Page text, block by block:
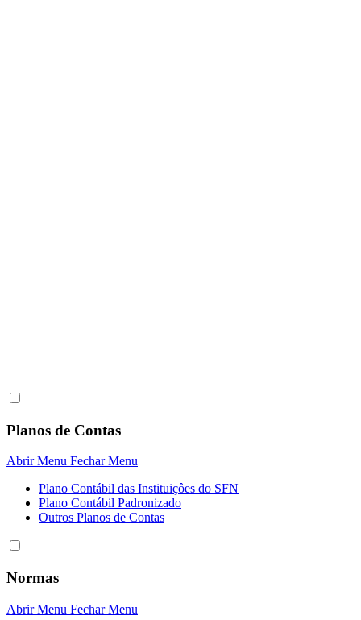
Planos de Contas
Abrir Menu Fechar Menu
Plano Contábil das Instituiçôes do SFN
Plano Contábil Padronizado
Outros Planos de Contas
Normas
Abrir Menu Fechar Menu